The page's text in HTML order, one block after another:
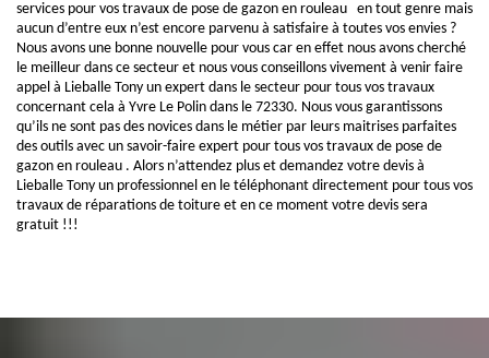
services pour vos travaux de pose de gazon en rouleau en tout genre mais
aucun d’entre eux n’est encore parvenu à satisfaire à toutes vos envies ?
Nous avons une bonne nouvelle pour vous car en effet nous avons cherché
le meilleur dans ce secteur et nous vous conseillons vivement à venir faire
appel à Lieballe Tony un expert dans le secteur pour tous vos travaux
concernant cela à Yvre Le Polin dans le 72330. Nous vous garantissons
qu’ils ne sont pas des novices dans le métier par leurs maitrises parfaites
des outils avec un savoir-faire expert pour tous vos travaux de pose de
gazon en rouleau . Alors n’attendez plus et demandez votre devis à
Lieballe Tony un professionnel en le téléphonant directement pour tous vos
travaux de réparations de toiture et en ce moment votre devis sera
gratuit !!!